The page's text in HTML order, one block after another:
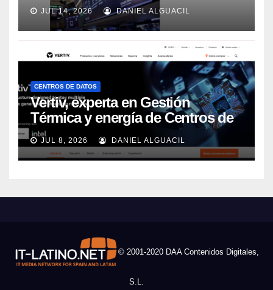
JUL 14, 2026 DANIEL ALGUACIL
CENTROS DE DATOS
Vertiv, experta en Gestión
Térmica y energía de Centros de
Datos, sigue su crecimiento
imparable
JUL 8, 2026 DANIEL ALGUACIL
© 2001-2020 DAA Contenidos Digitales,
S.L.